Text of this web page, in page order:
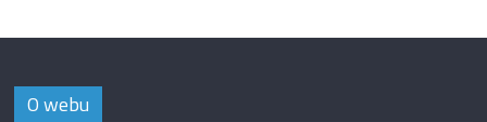
O webu